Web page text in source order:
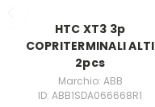
HTC XT3 3p
COPRITERMINALI ALTI
2pcs
Marchio: ABB
ID: ABB1SDA066668R1